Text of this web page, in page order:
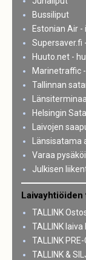
Bussiliput
Estonian Air
Supersaver.fi
Huuto.net -
Marinetraffic
Tallinnan
Helsingin
Laivojen
Varaa
Julkisen
TALLINK
TALLINK
TALLINK
TALLINK &